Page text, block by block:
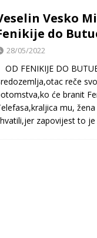
XL festivala „Grad teatar“
Vesko
do
28/05/2022
OD FENIKIJE DO
reče
će branit
mu,
zapovijest to je